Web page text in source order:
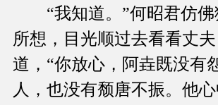
“我知道。”何昭君仿佛
所想，目光顺过去看看丈
道，“你放心，阿垚既没有
人，也没有颓唐不振。他